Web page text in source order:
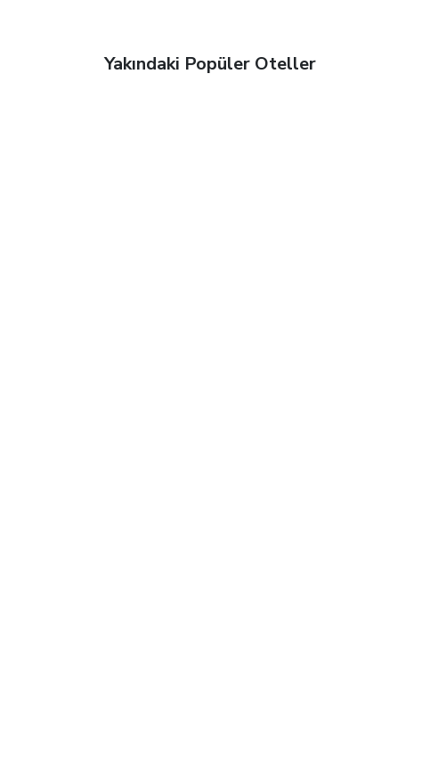
Yakındaki Popüler Oteller